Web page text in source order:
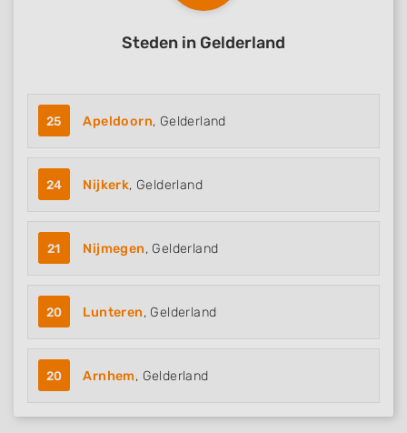
Steden in Gelderland
25 Apeldoorn, Gelderland
24 Nijkerk, Gelderland
21 Nijmegen, Gelderland
20 Lunteren, Gelderland
20 Arnhem, Gelderland